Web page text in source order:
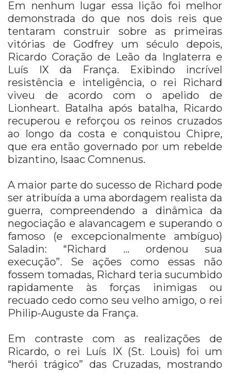
Em nenhum lugar essa lição foi melhor
demonstrada do que nos dois reis que
tentaram construir sobre as primeiras
vitórias de Godfrey um século depois,
Ricardo Coração de Leão da Inglaterra e
Luís IX da França. Exibindo incrível
resistência e inteligência, o rei Richard
viveu de acordo com o apelido de
Lionheart. Batalha após batalha, Ricardo
recuperou e reforçou os reinos cruzados
ao longo da costa e conquistou Chipre,
que era então governado por um rebelde
bizantino, Isaac Comnenus.
A maior parte do sucesso de Richard pode
ser atribuída a uma abordagem realista da
guerra, compreendendo a dinâmica da
negociação e alavancagem e superando o
famoso (e excepcionalmente ambíguo)
Saladin: “Richard … ordenou sua
execução”. Se ações como essas não
fossem tomadas, Richard teria sucumbido
rapidamente às forças inimigas ou
recuado cedo como seu velho amigo, o rei
Philip-Auguste da França.
Em contraste com as realizações de
Ricardo, o rei Luís IX (St. Louis) foi um
“herói trágico” das Cruzadas, mostrando